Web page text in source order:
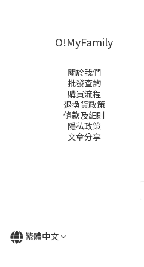
O!MyFamily
關於我們
批發查詢
購買流程
退換貨政策
條款及細則
隱私政策
文章分享
繁體中文